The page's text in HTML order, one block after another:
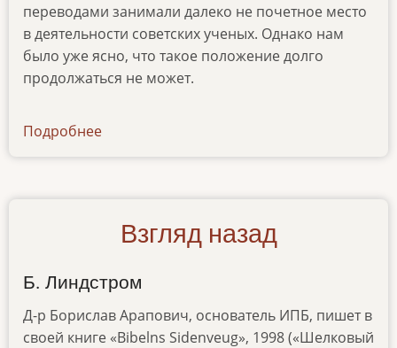
переводами занимали далеко не почетное место
в деятельности советских ученых. Однако нам
было уже ясно, что такое положение долго
продолжаться не может.
Подробнее
03
Взгляд назад
Б. Линдстром
Д-р Борислав Арапович, основатель ИПБ, пишет в
своей книге «Bibelns Sidenveug», 1998 («Шелковый